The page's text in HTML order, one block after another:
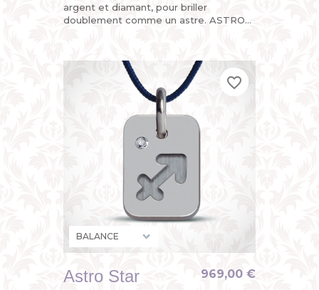
argent et diamant, pour briller
doublement comme un astre. ASTRO
mais...
Astro Star 969,00 €
favorite_border
favorite_border
favorite_border